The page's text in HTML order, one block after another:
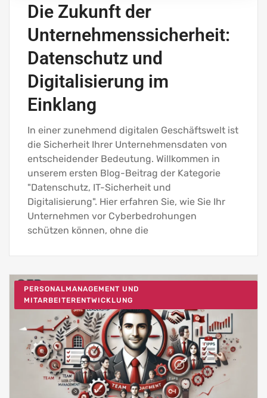
Die Zukunft der
Unternehmenssicherheit:
Datenschutz und
Digitalisierung im
Einklang
In einer zunehmend digitalen Geschäftswelt ist
die Sicherheit Ihrer Unternehmensdaten von
entscheidender Bedeutung. Willkommen in
unserem ersten Blog-Beitrag der Kategorie
"Datenschutz, IT-Sicherheit und
Digitalisierung". Hier erfahren Sie, wie Sie Ihr
Unternehmen vor Cyberbedrohungen
schützen können, ohne die
PERSONALMANAGEMENT UND
MITARBEITERENTWICKLUNG